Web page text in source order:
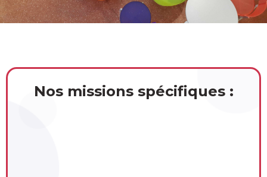
Nos missions spécifiques :